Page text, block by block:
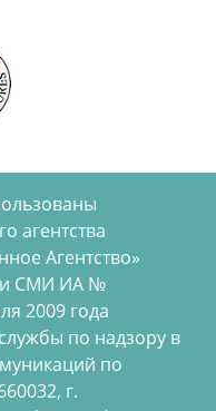
агентства
Агентство»
СМИ ИА №
2009 года
по надзору в
по
г.